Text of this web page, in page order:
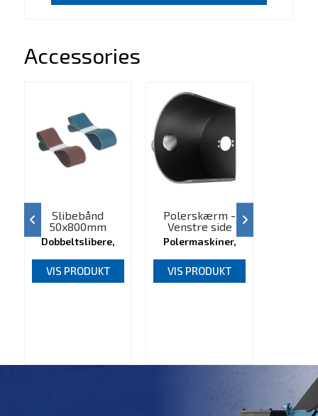
Accessories
Slibebånd
50x800mm
Dobbeltslibere,
VIS PRODUKT
Polerskærm -
Venstre side
Polermaskiner,
VIS PRODUKT